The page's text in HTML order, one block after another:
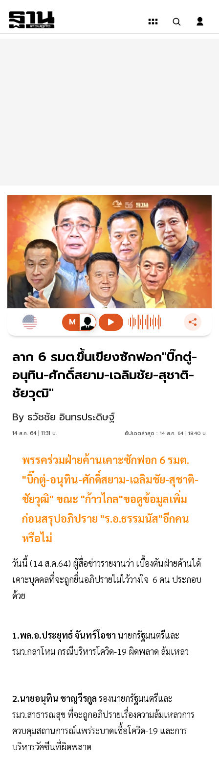
ลาก 6 รมต.ขึ้นเขียงซักฟอก"บิ๊กตู่-
อนุทิน-ศักดิ์สยาม-เฉลิมชัย-สุชาติ-
ชัยวุฒิ"
By ธวัชชัย อินทรประดิษฐ์
14 ส.ค. 64 | 11:31 น. อัปเดตล่าสุด : 14 ส.ค. 64 | 18:40 น.
พรรคร่วมฝ่ายค้านเคาะซักฟอก 6 รมต.
"บิ๊กตู่-อนุทิน-ศักดิ์สยาม-เฉลิมชัย-สุชาติ-
ชัยวุฒิ" ขณะ "ก้าวไกล"ขอดูข้อมูลเพิ่ม
ก่อนสรุปอภิปราย "ร.อ.ธรรมนัส"อีกคน
หรือไม่
วันนี้ (14 ส.ค.64) ผู้สื่อข่าวรายงานว่า เบื้องต้นฝ่ายค้านได้
เคาะบุคคลที่จะถูกยื่นอภิปรายไม่ไว้วางใจ 6 คน ประกอบ
ด้วย
1.พล.อ.ประยุทธ์ จันทร์โอชา นายกรัฐมนตรีและ
รมว.กลาโหม กรณีบริหารโควิด-19 ผิดพลาด ล้มเหลว
2.นายอนุทิน ชาญวีรกูล รองนายกรัฐมนตรีและ
รมว.สาธารณสุข ที่จะถูกอภิปรายเรื่องความล้มเหลวการ
ควบคุมสถานการณ์แพร่ระบาดเชื้อโควิด-19 และการ
บริหารวัคซีนที่ผิดพลาด